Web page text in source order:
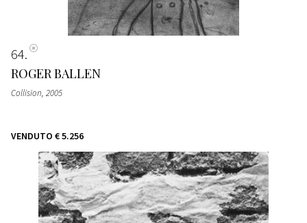
64
ROGER BALLEN
Collision, 2005
VENDUTO € 5.256